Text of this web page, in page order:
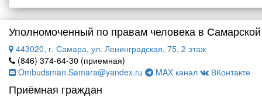
Уполномоченный по правам человека в
443020, г. Самара, ул. Ленинградская, 75, 2 этаж
(846) 374-64-30 (приемная)
Ombudsman.Samara@yandex.ru
MAX канал ВКонтакте
Приёмная граждан